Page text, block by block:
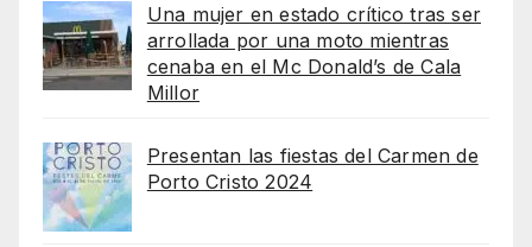
Una mujer en estado crítico tras ser
arrollada por una moto mientras
cenaba en el Mc Donald’s de Cala
Millor
Presentan las fiestas del Carmen de
Porto Cristo 2024